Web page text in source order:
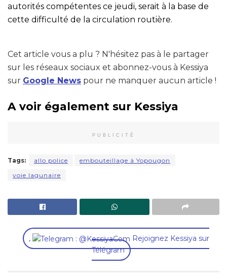
autorités compétentes ce jeudi, serait à la base de
cette difficulté de la circulation routière.
Cet article vous a plu ? N'hésitez pas à le partager
sur les réseaux sociaux et abonnez-vous à Kessiya
sur Google News pour ne manquer aucun article !
A voir également sur Kessiya
PUBLICITÉ
Tags: allo police
embouteillage à Yopougon
voie lagunaire
,
Rejoignez Kessiya sur
Télégram